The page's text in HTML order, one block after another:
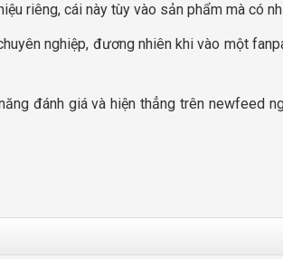
riêng, cái này tùy vào sản phẩm mà có
nghiệp, đương nhiên khi vào một
đánh giá và hiện thẳng trên newfeed